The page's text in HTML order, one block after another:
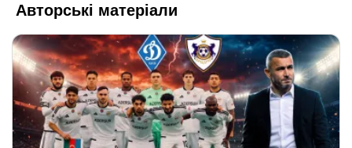
Авторські матеріали